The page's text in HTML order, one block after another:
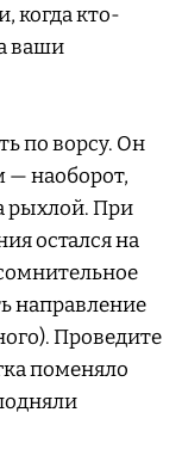
когда кто-
ваши
по ворсу. Он
— наоборот,
рыхлой. При
остался на
направление
Проведите
поменяло